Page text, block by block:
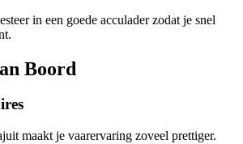
in een goede acculader zodat je snel
Boord
maakt je vaarervaring zoveel prettiger.